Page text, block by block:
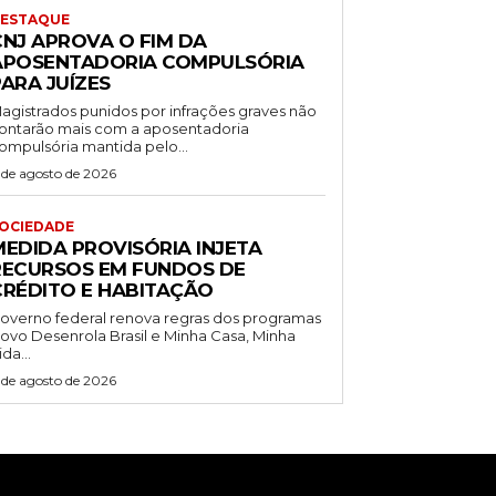
APROVA O FIM DA
COMPULSÓRIA
JUÍZES
punidos por infrações graves não
mais com a aposentadoria
mantida pelo...
agosto de 2026
PROVISÓRIA INJETA
EM FUNDOS DE
E HABITAÇÃO
federal renova regras dos programas
Desenrola Brasil e Minha Casa, Minha
agosto de 2026